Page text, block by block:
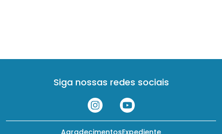
Siga nossas redes sociais
Expediente
Agradecimentos